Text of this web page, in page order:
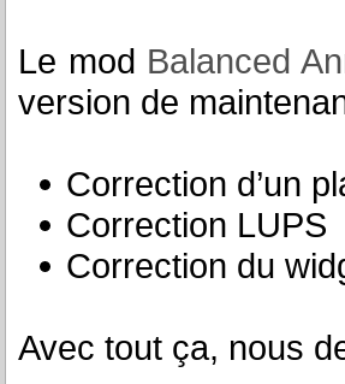
Le mod Balanced
version de
Correction d’un
Correction LUPS
Correction du
Avec tout ça, nous